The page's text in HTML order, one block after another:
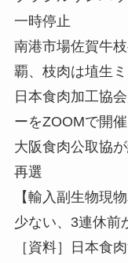
一時停止
南港市場佐賀牛
覇、枝肉は埴生
日本食肉加工協
ーをZOOMで開催
大阪食肉公取協
再選
【輸入副生物現
少ない、3連休前
［資料］日本食